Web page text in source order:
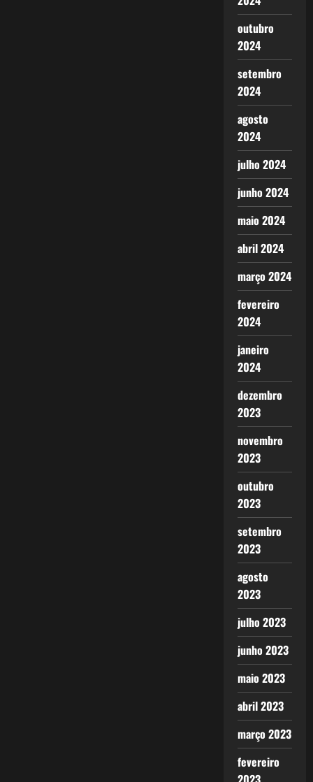
outubro
2024
setembro
2024
agosto
2024
julho 2024
junho 2024
maio 2024
abril 2024
março 2024
fevereiro
2024
janeiro
2024
dezembro
2023
novembro
2023
outubro
2023
setembro
2023
agosto
2023
julho 2023
junho 2023
maio 2023
abril 2023
março 2023
fevereiro